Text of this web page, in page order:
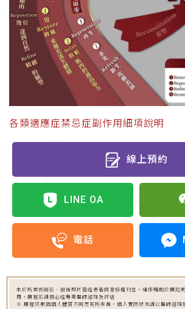
各類適應症禁忌症副作用細項說明
線上預約
LINE OA
電話
本診所案例術前、術後照片皆經患者同意授權刊登，僅作輔助診療說
用，療程前請務必經專業醫師諮詢及評估
※ 療程效果因個人體質不同而有所差異，個人實際狀況請以醫師諮詢